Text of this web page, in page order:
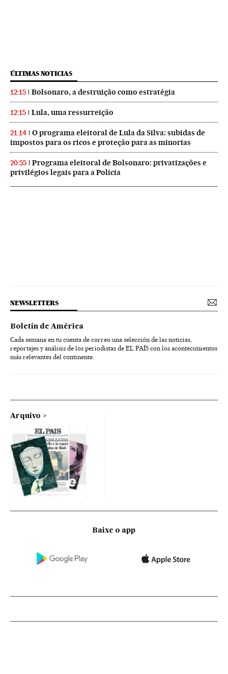
ÚLTIMAS NOTICIAS
12:15 Bolsonaro, a destruição como estratégia
12:15 Lula, uma ressurreição
21:14
O programa eleitoral de Lula da Silva: subidas de
impostos para os ricos e proteção para as minorias
20:55
Programa eleitoral de Bolsonaro: privatizações e
privilégios legais para a Polícia
NEWSLETTERS
Boletín de América
Cada semana en tu cuenta de correo una selección de las noticias,
reportajes y análisis de los periodistas de EL PAÍS con los acontecimientos
más relevantes del continente.
Arquivo
Baixe o app